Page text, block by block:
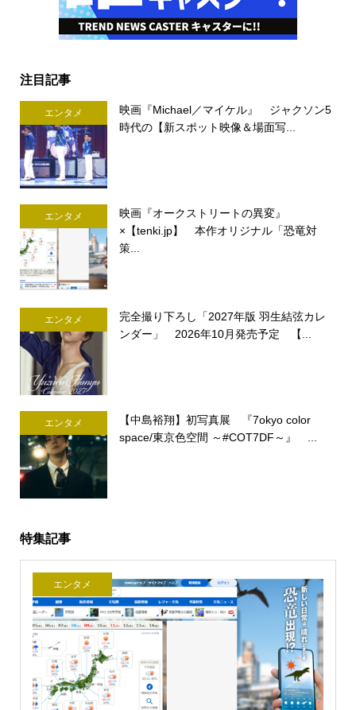
注目記事
エンタメ
映画『Michael／マイケル』 ジャクソン5
時代の【新スポット映像＆場面写...
エンタメ
映画『オークストリートの異変』
×【tenki.jp】 本作オリジナル「恐竜対
策...
エンタメ
完全撮り下ろし「2027年版 羽生結弦カレ
ンダー」 2026年10月発売予定 【...
エンタメ
【中島裕翔】初写真展 『7okyo color
space/東京色空間 ～#COT7DF～』 ...
特集記事
エンタメ